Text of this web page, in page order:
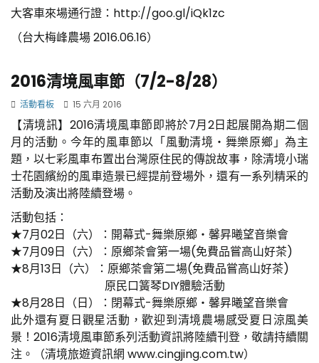
大客車來場通行證： http://goo.gl/iQk1zc
（台大梅峰農場 2016.06.16）
2016清境風車節（7/2-8/28）
活動看板 15 六月 2016
【清境訊】2016清境風車節即將於7月2日起展開為期二個
月的活動。今年的風車節以「風動清境‧舞樂原鄉」為主
題，以七彩風車布置出台灣原住民的傳說故事，除清境小瑞
士花園繽紛的風車造景已經提前登場外，還有一系列精采的
活動及演出將陸續登場。
活動包括：
★7月02日（六）：開幕式-舞樂原鄉‧馨昇曦望音樂會
★7月09日（六）：原鄉茶會第一場(免費品嘗高山好茶)
★8月13日（六）：原鄉茶會第二場(免費品嘗高山好茶)
原民口簧琴DIY體驗活動
★8月28日（日）：閉幕式-舞樂原鄉‧馨昇曦望音樂會
此外還有夏日觀星活動，歡迎到清境農場感受夏日涼風美
景！2016清境風車節系列活動資訊將陸續刊登，敬請持續關
注。（清境旅遊資訊網 www.cingjing.com.tw）